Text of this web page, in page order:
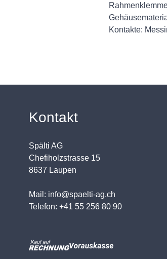
Kontakte:
Kontakt
Spälti AG
Chefiholzstrasse 15
8637 Laupen
Mail: info@spaelti-ag.ch
Telefon: +41 55 256 80 90